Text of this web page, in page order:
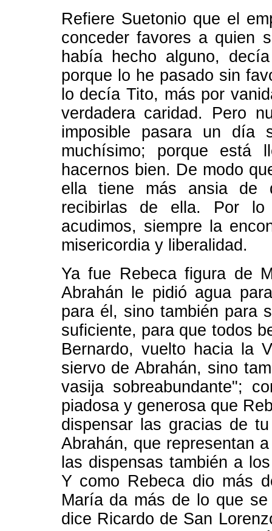
Refiere Suetonio que el
conceder favores a quien
había hecho alguno,
porque lo he pasado sin
lo decía Tito, más por
verdadera caridad. Pero
imposible pasara un día
muchísimo; porque
hacernos bien. De modo
ella tiene más ansia de
recibirlas de ella. Por
acudimos, siempre la
misericordia y liberalidad.
Ya fue Rebeca figura de
Abrahán le pidió agua
para él, sino también para
suficiente, para que todos
Bernardo, vuelto hacia la
siervo de Abrahán, sino
vasija sobreabundante";
piadosa y generosa que
dispensar las gracias de
Abrahán, que representan
las dispensas también a
Y como Rebeca dio más
María da más de lo que
dice Ricardo de San